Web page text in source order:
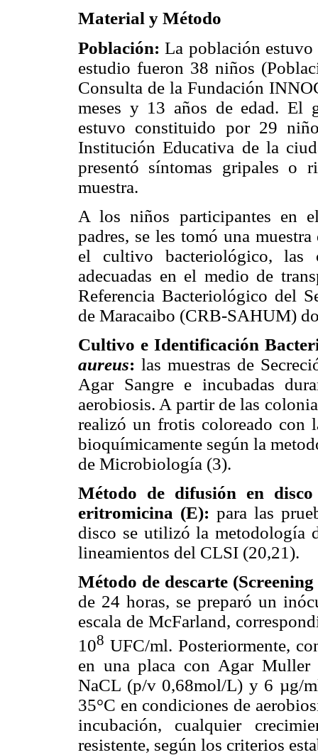
Material y Método
Población:La población estuvo
estudio fueron 38 niños
Consulta de la Fundación
meses y 13 años de edad. El
estuvo constituido por 29
Institución Educativa de la
presentó síntomas gripales
muestra.
A los niños participantes en
padres, se les tomó una
el cultivo bacteriológico, las
adecuadas en el medio de
Referencia Bacteriológico del
de Maracaibo (CRB-SAHUM)
Cultivo e Identificación
aureus:las muestras de
Agar Sangre e incubadas
aerobiosis. A partir de las
realizó un frotis coloreado con
bioquímicamente según la
de Microbiología (3).
Método de difusión en
eritromicina (E): para las
disco se utilizó la metodología
lineamientos del CLSI (20,21).
Método de descarte
de 24 horas, se preparó un
escala de McFarland,
108 UFC/ml. Posteriormente,
en una placa con Agar
NaCL (p/v 0,68mol/L) y 6 µg/
35°C en condiciones de
incubación, cualquier
resistente, según los criterios